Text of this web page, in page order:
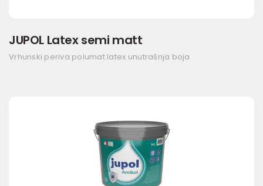
JUPOL Latex semi matt
Vrhunski periva polumat latex unutrašnja boja